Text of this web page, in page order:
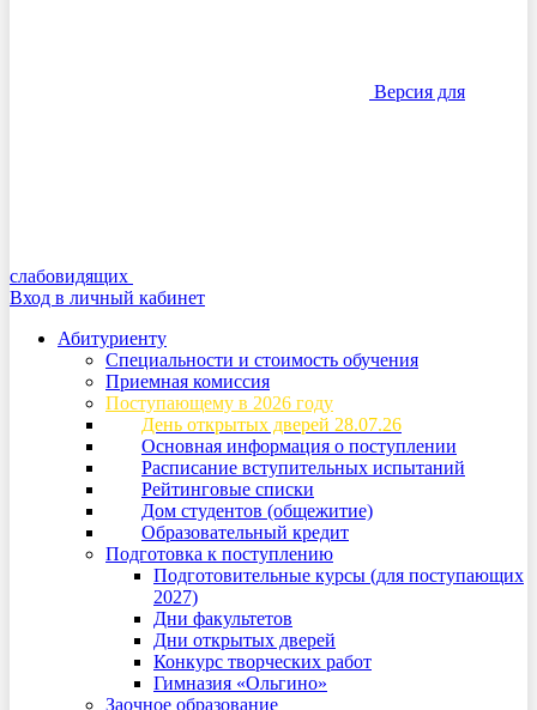
Версия для
слабовидящих
Вход в личный кабинет
Абитуриенту
Специальности и стоимость обучения
Приемная комиссия
Поступающему в 2026 году
День открытых дверей 28.07.26
Основная информация о поступлении
Расписание вступительных испытаний
Рейтинговые списки
Дом студентов (общежитие)
Образовательный кредит
Подготовка к поступлению
Подготовительные курсы (для поступающих
2027)
Дни факультетов
Дни открытых дверей
Конкурс творческих работ
Гимназия «Ольгино»
Заочное образование